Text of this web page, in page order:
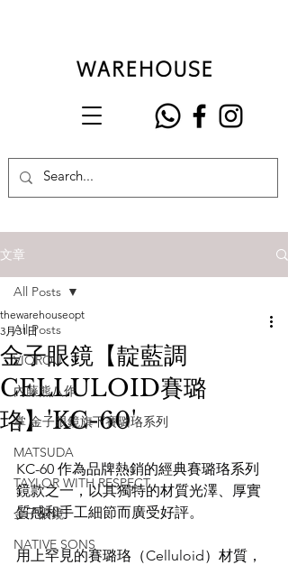
文章
All Posts
VIOROU
內藤熊八作
掌 金子眼鏡旗下賽璐珞系列
MATSUDA
TAYLOR WITH RESPECT
金子眼鏡
NATIVE SONS
All Posts
金子眼鏡【靛藍調
CELLULOID賽璐
珞】'KC-60'
thewarehouseopt
3月31日
KC-60 作為品牌熱銷的經典賽璐珞系列
鏡款之一，以其獨特的材質光澤、厚實
質感和手工細節而廣受好評。
用上罕見的賽璐珞（Celluloid）材質，